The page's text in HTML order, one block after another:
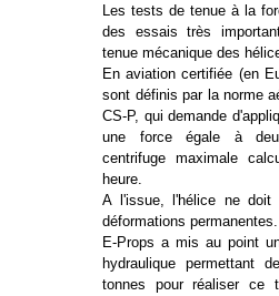
Les tests de tenue à la
des essais très
tenue mécanique des
En aviation certifiée (en
sont définis par la norme
CS-P, qui demande
une force égale à
centrifuge maximale
heure.
A l'issue, l'hélice ne doit
déformations permanentes.
E-Props a mis au point
hydraulique permettant
tonnes pour réaliser ce